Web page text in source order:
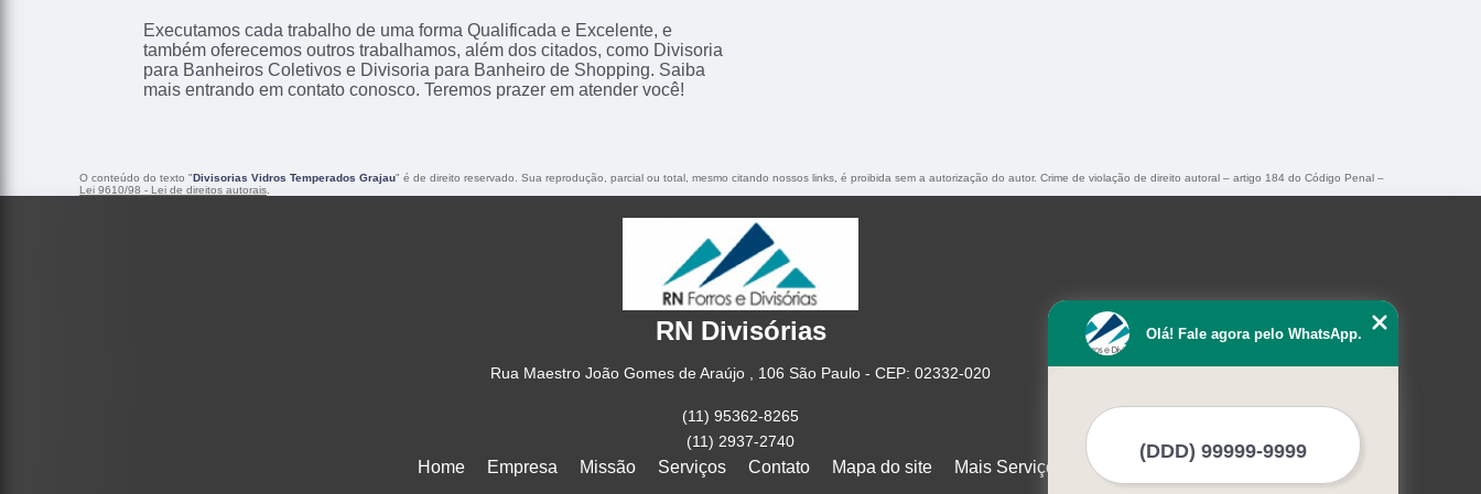
Executamos cada trabalho de uma forma Qualificada e Excelente, e
também oferecemos outros trabalhamos, além dos citados, como Divisoria
para Banheiros Coletivos e Divisoria para Banheiro de Shopping. Saiba
mais entrando em contato conosco. Teremos prazer em atender você!
O conteúdo do texto "Divisorias Vidros Temperados Grajau" é de direito reservado. Sua reprodução, parcial ou total, mesmo citando nossos links, é proibida sem a autorização do autor. Crime de violação de direito autoral – artigo 184 do Código Penal –
Lei 9610/98 - Lei de direitos autorais.
RN Divisórias
Rua Maestro João Gomes de Araújo , 106 São Paulo - CEP: 02332-020
(11) 95362-8265
(11) 2937-2740
Home Empresa Missão Serviços Contato Mapa do site Mais Serviços
Olá! Fale agora pelo WhatsApp.